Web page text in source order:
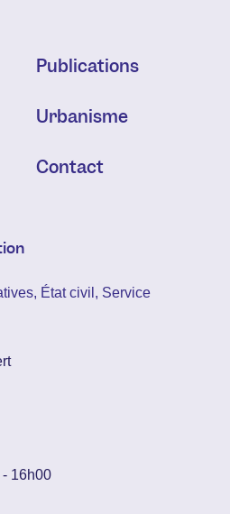
Publications
Urbanisme
Contact
État civil, Service
16h00